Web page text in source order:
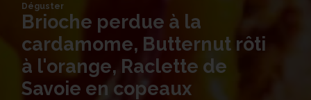
Déguster
Brioche perdue à la
cardamome, Butternut rôti
à l'orange, Raclette de
Savoie en copeaux